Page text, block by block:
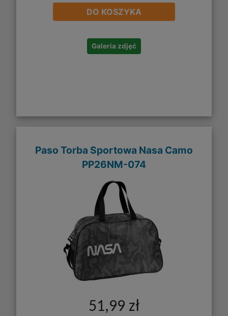
DO KOSZYKA
Galeria zdjęć
Paso Torba Sportowa Nasa Camo
PP26NM-074
51,99 zł